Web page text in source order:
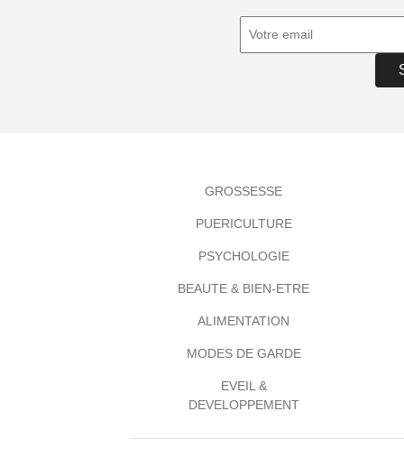
GROSSESSE
PUERICULTURE
PSYCHOLOGIE
BEAUTE & BIEN-ETRE
ALIMENTATION
MODES DE GARDE
EVEIL &
DEVELOPPEMENT